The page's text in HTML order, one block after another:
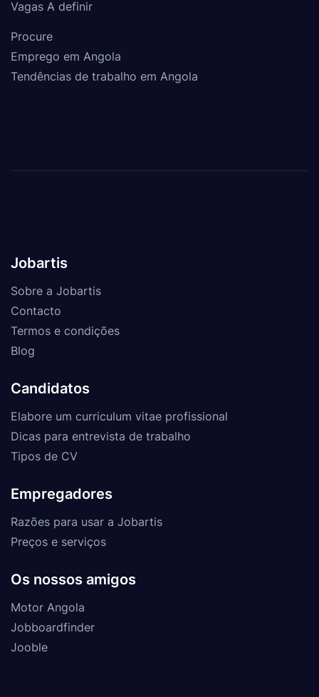
Vagas A definir
Procure
Emprego em Angola
Tendências de trabalho em Angola
Jobartis
Sobre a Jobartis
Contacto
Termos e condições
Blog
Candidatos
Elabore um curriculum vitae profissional
Dicas para entrevista de trabalho
Tipos de CV
Empregadores
Razões para usar a Jobartis
Preços e serviços
Os nossos amigos
Motor Angola
Jobboardfinder
Jooble